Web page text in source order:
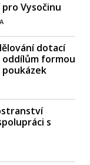
Vysočinu
dotací
formou
s